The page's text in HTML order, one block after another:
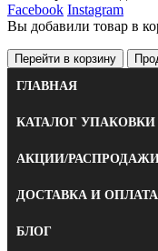
Facebook Instagram
Вы добавили товар в
Перейти в корзину
ГЛАВНАЯ
КАТАЛОГ УПАКОВКИ
АКЦИИ/
ДОСТАВКА И ОПЛАТА
БЛОГ